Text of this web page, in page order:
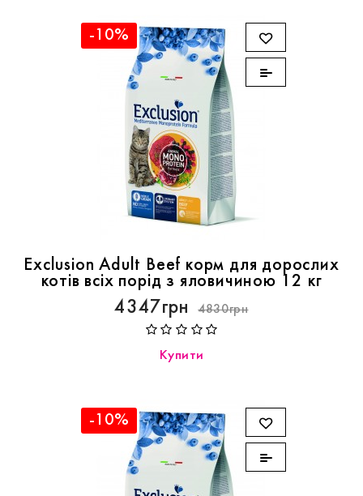
-10%
Exclusion Adult Beef корм для дорослих
котів всіх порід з яловичиною 12 кг
4347грн 4830грн
Купити
-10%